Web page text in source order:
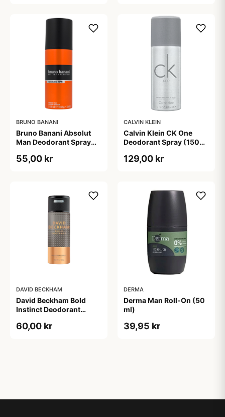
BRUNO BANANI
Bruno Banani Absolut
Man Deodorant Spray
55,00 kr
CALVIN KLEIN
Calvin Klein CK One
Deodorant Spray (150
129,00 kr
DAVID BECKHAM
David Beckham Bold
Instinct Deodorant
60,00 kr
DERMA
Derma Man Roll-On (50
ml)
39,95 kr